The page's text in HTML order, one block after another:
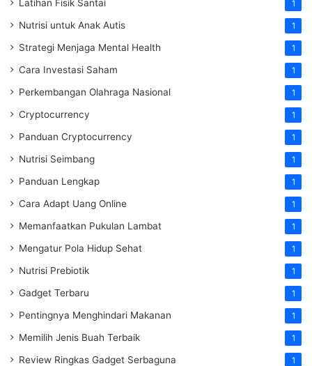
Latihan Fisik Santai 1
Nutrisi untuk Anak Autis 1
Strategi Menjaga Mental Health 1
Cara Investasi Saham 1
Perkembangan Olahraga Nasional 1
Cryptocurrency 1
Panduan Cryptocurrency 1
Nutrisi Seimbang 1
Panduan Lengkap 1
Cara Adapt Uang Online 1
Memanfaatkan Pukulan Lambat 1
Mengatur Pola Hidup Sehat 1
Nutrisi Prebiotik 1
Gadget Terbaru 1
Pentingnya Menghindari Makanan 1
Memilih Jenis Buah Terbaik 1
Review Ringkas Gadget Serbaguna 1